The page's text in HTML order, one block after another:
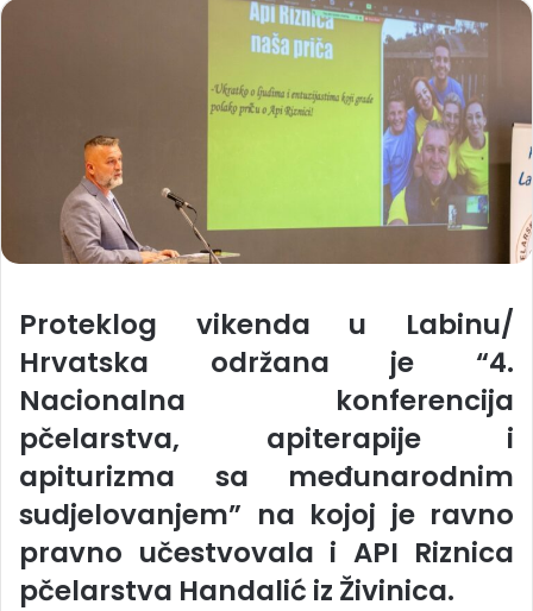
Proteklog vikenda u Labinu/
Hrvatska održana je “4.
Nacionalna konferencija
pčelarstva, apiterapije i
apiturizma sa međunarodnim
sudjelovanjem” na kojoj je ravno
pravno učestvovala i API Riznica
pčelarstva Handalić iz Živinica.